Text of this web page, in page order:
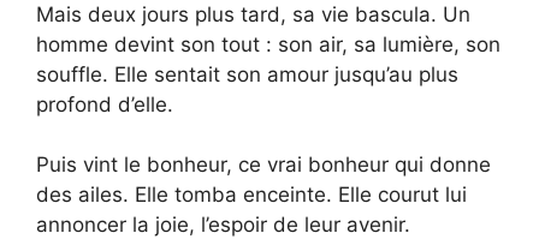
Mais deux jours plus tard, sa vie bascula. Un
homme devint son tout : son air, sa lumière, son
souffle. Elle sentait son amour jusqu’au plus
profond d’elle.
Puis vint le bonheur, ce vrai bonheur qui donne
des ailes. Elle tomba enceinte. Elle courut lui
annoncer la joie, l’espoir de leur avenir.